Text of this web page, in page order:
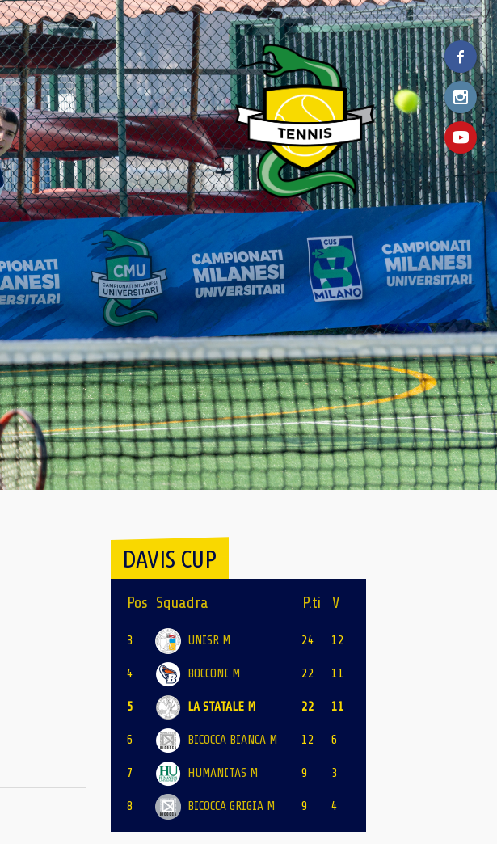
DAVIS CUP
Pos Squadra P.ti V
3 UNISR M 24 12
4 BOCCONI M 22 11
5 LA STATALE M 22 11
6 BICOCCA BIANCA M 12 6
7 HUMANITAS M 9 3
8 BICOCCA GRIGIA M 9 4